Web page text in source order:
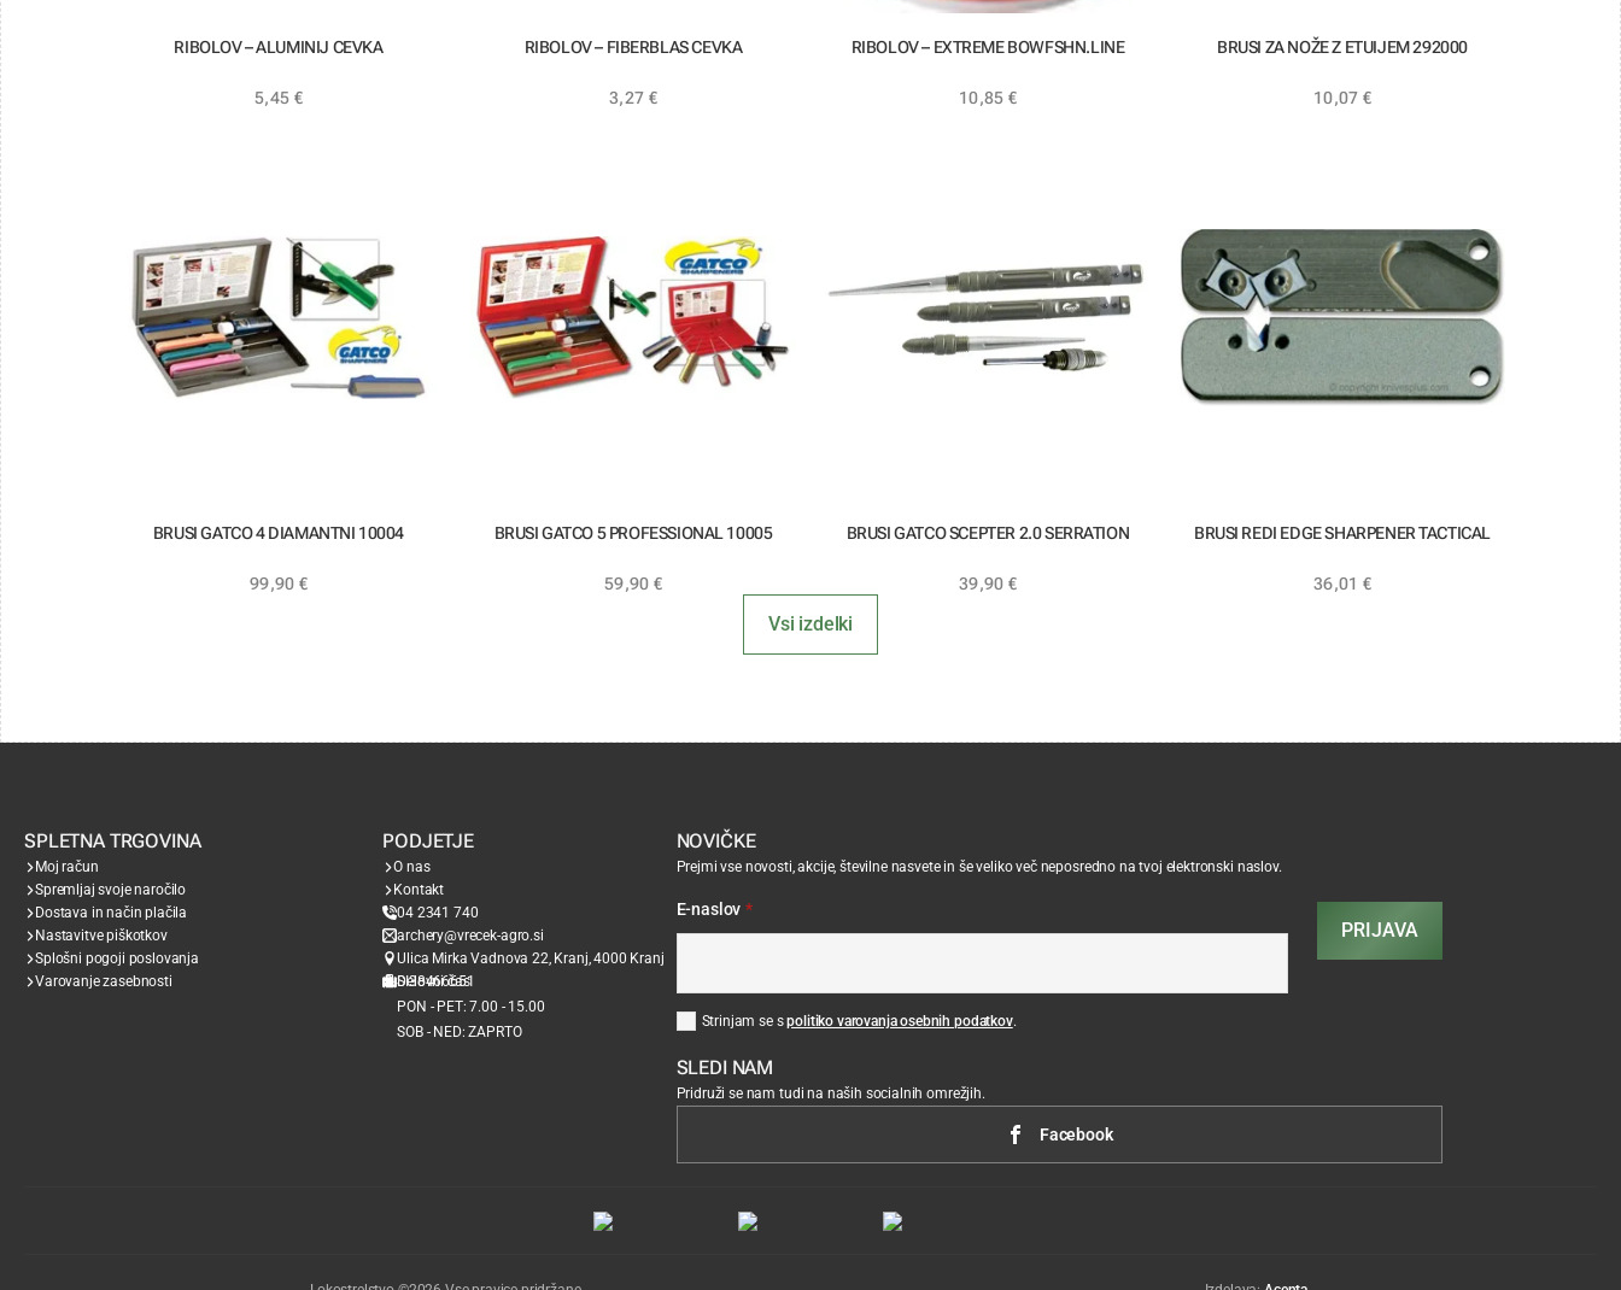
RIBOLOV – ALUMINIJ CEVKA
5,45 €
RIBOLOV – FIBERBLAS CEVKA
3,27 €
RIBOLOV – EXTREME BOWFSHN.LINE
10,85 €
BRUSI ZA NOŽE Z ETUIJEM 292000
10,07 €
BRUSI GATCO 4 DIAMANTNI 10004
99,90 €
BRUSI GATCO 5 PROFESSIONAL 10005
59,90 €
BRUSI GATCO SCEPTER 2.0 SERRATION
39,90 €
BRUSI REDI EDGE SHARPENER TACTICAL
36,01 €
Vsi izdelki
SPLETNA TRGOVINA
Moj račun
Spremljaj svoje naročilo
Dostava in način plačila
Nastavitve piškotkov
Splošni pogoji poslovanja
Varovanje zasebnosti
PODJETJE
O nas
Kontakt
04 2341 740
archery@vrecek-agro.si
Ulica Mirka Vadnova 22, Kranj, 4000 Kranj
SI38466651
Delovni čas
PON - PET: 7.00 - 15.00
SOB - NED: ZAPRTO
NOVIČKE
Prejmi vse novosti, akcije, številne nasvete in še veliko več neposredno na tvoj elektronski naslov.
E-naslov *
Strinjam se spolitiko varovanja osebnih podatkov.
PRIJAVA
SLEDI NAM
Pridruži se nam tudi na naših socialnih omrežjih.
Facebook